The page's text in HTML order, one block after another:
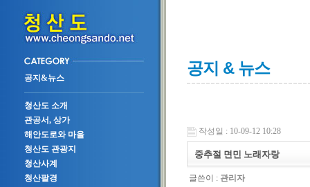
공지&뉴스
청산도 소개
관공서, 상가
해안도로와 마을
청산도 관광지
청산사계
청산팔경
공지 & 뉴스
작성일 : 10-09-12 10:28
중추절 면민 노래자랑
글쓴이 : 관리자